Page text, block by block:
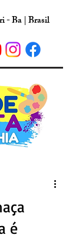
- Ba | Brasil
é